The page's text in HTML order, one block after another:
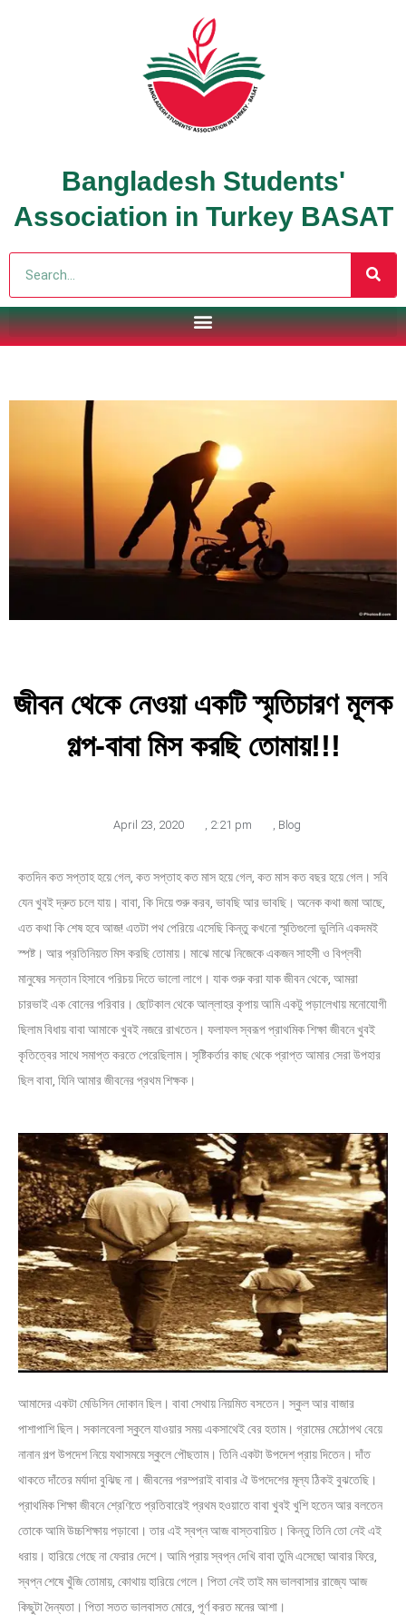
Bangladesh Students'
Association in Turkey BASAT
জীবন থেকে নেওয়া একটি স্মৃতিচারণ মূলক
গল্প-বাবা মিস করছি তোমায়!!!
April 23, 2020 2:21 pm Blog
কতদিন কত সপ্তাহ হয়ে গেল, কত সপ্তাহ কত মাস হয়ে গেল, কত মাস কত বছর হয়ে গেল। সবি
যেন খুবই দ্রুত চলে যায়। বাবা, কি দিয়ে শুরু করব, ভাবছি আর ভাবছি। অনেক কথা জমা আছে,
এত কথা কি শেষ হবে আজ! এতটা পথ পেরিয়ে এসেছি কিন্তু কখনো স্মৃতিগুলো ভুলিনি একদমই
স্পষ্ট। আর প্রতিনিয়ত মিস করছি তোমায়। মাঝে মাঝে নিজেকে একজন সাহসী ও বিপ্লবী
মানুষের সন্তান হিসাবে পরিচয় দিতে ভালো লাগে। যাক শুরু করা যাক জীবন থেকে, আমরা
চারভাই এক বোনের পরিবার। ছোটকাল থেকে আল্লাহর কৃপায় আমি একটু পড়ালেখায় মনোযোগী
ছিলাম বিধায় বাবা আমাকে খুবই নজরে রাখতেন। ফলাফল স্বরূপ প্রাথমিক শিক্ষা জীবনে খুবই
কৃতিত্বের সাথে সমাপ্ত করতে পেরেছিলাম। সৃষ্টিকর্তার কাছ থেকে প্রাপ্ত আমার সেরা উপহার
ছিল বাবা, যিনি আমার জীবনের প্রথম শিক্ষক।
আমাদের একটা মেডিসিন দোকান ছিল। বাবা সেথায় নিয়মিত বসতেন। স্কুল আর বাজার
পাশাপাশি ছিল। সকালবেলা স্কুলে যাওয়ার সময় একসাথেই বের হতাম। গ্রামের মেঠোপথ বেয়ে
নানান গল্প উপদেশ নিয়ে যথাসময়ে স্কুলে পৌছতাম। তিনি একটা উপদেশ প্রায় দিতেন। দাঁত
থাকতে দাঁতের মর্যাদা বুঝিছ না। জীবনের পরম্পরাই বাবার ঐ উপদেশের মূল্য ঠিকই বুঝতেছি।
প্রাথমিক শিক্ষা জীবনে শ্রেণিতে প্রতিবারেই প্রথম হওয়াতে বাবা খুবই খুশি হতেন আর বলতেন
তোকে আমি উচ্চশিক্ষায় পড়াবো। তার এই স্বপ্ন আজ বাস্তবায়িত। কিন্তু তিনি তো নেই এই
ধরায়। হারিয়ে গেছে না ফেরার দেশে। আমি প্রায় স্বপ্ন দেখি বাবা তুমি এসেছো আবার ফিরে,
স্বপ্ন শেষে খুঁজি তোমায়, কোথায় হারিয়ে গেলে। পিতা নেই তাই মম ভালবাসার রাজ্যে আজ
কিছুটা দৈন্যতা। পিতা সতত ভালবাসত মোরে, পূর্ণ করত মনের আশা।